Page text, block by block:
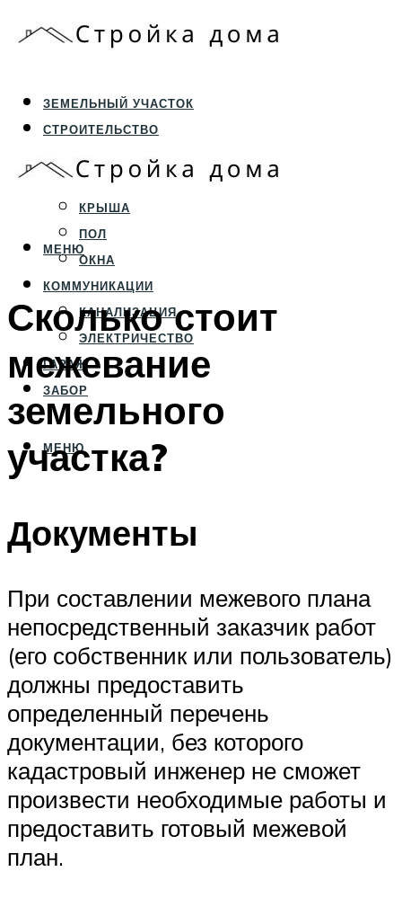
ЗЕМЕЛЬНЫЙ УЧАСТОК
СТРОИТЕЛЬСТВО
ФУНДАМЕНТ И ЦОКОЛЬ
ПЕРЕКРЫТИЯ И СТЕНЫ
КРЫША
ПОЛ
ОКНА
КОММУНИКАЦИИ
КАНАЛИЗАЦИЯ
ЭЛЕКТРИЧЕСТВО
ГАРАЖ
ЗАБОР
МЕНЮ
МЕНЮ
Сколько стоит
межевание
земельного
участка?
Документы
При составлении межевого плана
непосредственный заказчик работ
(его собственник или пользователь)
должны предоставить
определенный перечень
документации, без которого
кадастровый инженер не сможет
произвести необходимые работы и
предоставить готовый межевой
план.